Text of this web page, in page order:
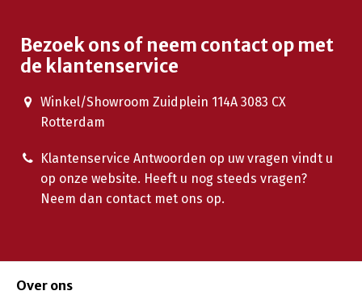
Bezoek ons of neem contact op met
de klantenservice
Winkel/Showroom Zuidplein 114A 3083 CX
Rotterdam
Klantenservice Antwoorden op uw vragen vindt u
op onze website. Heeft u nog steeds vragen?
Neem dan contact met ons op.
Over ons